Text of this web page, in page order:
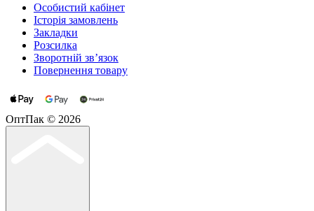
Особистий кабінет
Історія замовлень
Закладки
Розсилка
Зворотній зв’язок
Повернення товару
ОптПак © 2026